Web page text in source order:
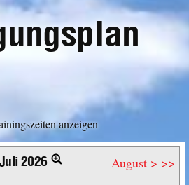
anzeigen
Juli 2026 August > >>